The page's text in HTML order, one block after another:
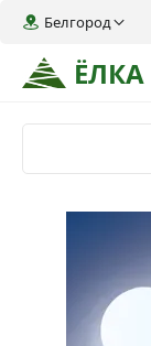
ЁЛКА
Белгород